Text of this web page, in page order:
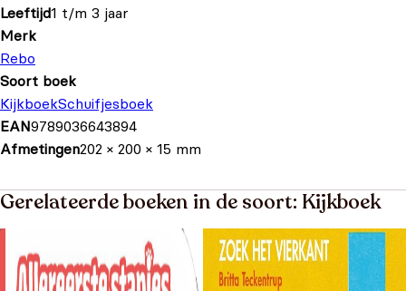
Leeftijd1 t/m 3 jaar
Merk
Rebo
Soort boek
KijkboekSchuifjesboek
EAN9789036643894
Afmetingen202 × 200 × 15 mm
Gerelateerde boeken in de soort: Kijkboek